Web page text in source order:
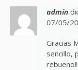
admin
07/05/
Gracias
sencillo,